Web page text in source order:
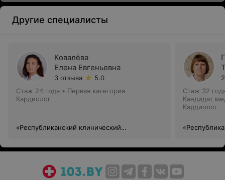
Другие специалисты
Ковалёва
Елена Евгеньевна
3 отзыва
5.0
Стаж 24 года • Первая категория
Кардиолог
«Республиканский клинический
Стаж 32
Кандидат
Кардиолог